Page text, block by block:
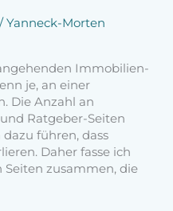
/Yanneck-Morten
Immobilien-
je, an einer
Die Anzahl an
Ratgeber-Seiten
führen, dass
Daher fasse ich
zusammen, die